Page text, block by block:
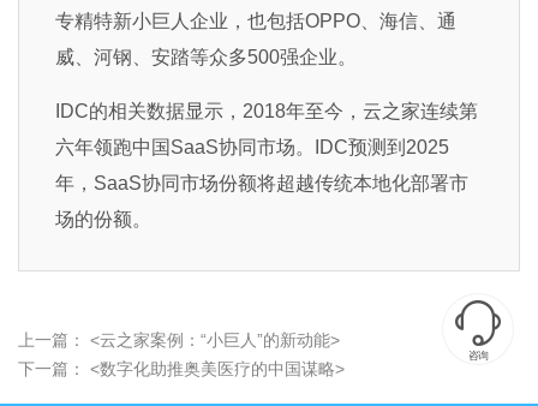
专精特新小巨人企业，也包括OPPO、海信、通
威、河钢、安踏等众多500强企业。
IDC的相关数据显示，2018年至今，云之家连续第
六年领跑中国SaaS协同市场。IDC预测到2025
年，SaaS协同市场份额将超越传统本地化部署市
场的份额。
上一篇：
<云之家案例：“小巨人”的新动能>
下一篇：
<数字化助推奥美医疗的中国谋略>

咨询